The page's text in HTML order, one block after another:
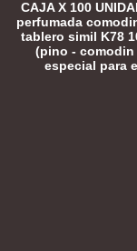
CAJA X 100
perfumada
tablero simil K78
(pino - comodin
especial para